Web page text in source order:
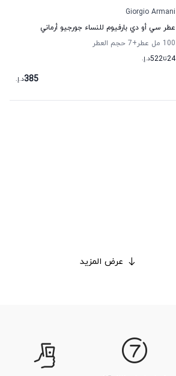
Giorgio Armani
عطر سي أو دي بارفيوم للنساء جورجيو أرماني
100 مل عطر
+7
حجم العطر
24تا522د.إ.
385د.إ.
عرض المزيد